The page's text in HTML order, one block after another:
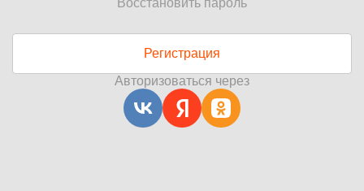
Восстановить пароль
Регистрация
Авторизоваться через